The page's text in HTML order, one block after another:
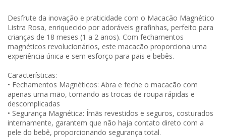
Desfrute da inovação e praticidade com o Macacão Magnético
Listra Rosa, enriquecido por adoráveis girafinhas, perfeito para
crianças de 18 meses (1 a 2 anos). Com fechamentos
magnéticos revolucionários, este macacão proporciona uma
experiência única e sem esforço para pais e bebês.
Características:
• Fechamentos Magnéticos: Abra e feche o macacão com
apenas uma mão, tornando as trocas de roupa rápidas e
descomplicadas
• Segurança Magnética: Ímãs revestidos e seguros, costurados
internamente, garantem que não haja contato direto com a
pele do bebê, proporcionando segurança total.